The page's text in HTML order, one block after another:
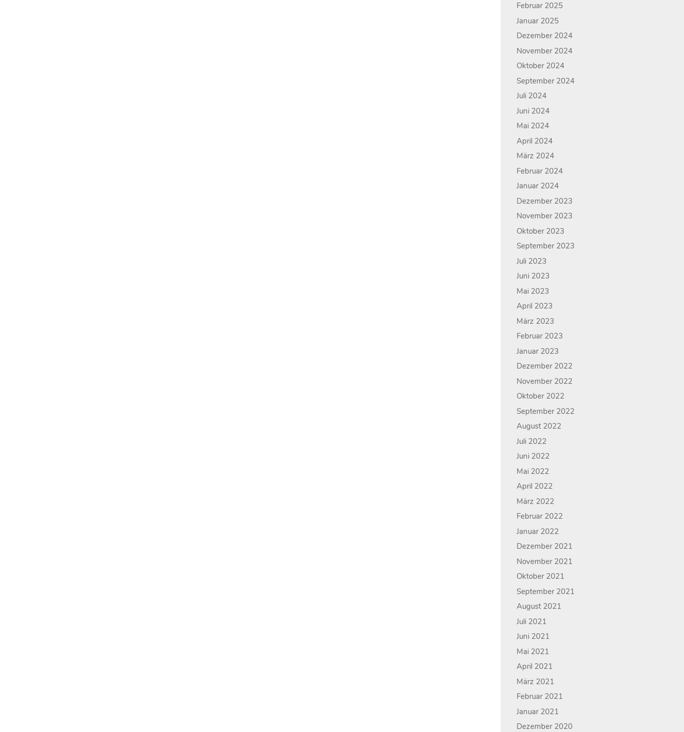
Februar 2025
Januar 2025
Dezember 2024
November 2024
Oktober 2024
September 2024
Juli 2024
Juni 2024
Mai 2024
April 2024
März 2024
Februar 2024
Januar 2024
Dezember 2023
November 2023
Oktober 2023
September 2023
Juli 2023
Juni 2023
Mai 2023
April 2023
März 2023
Februar 2023
Januar 2023
Dezember 2022
November 2022
Oktober 2022
September 2022
August 2022
Juli 2022
Juni 2022
Mai 2022
April 2022
März 2022
Februar 2022
Januar 2022
Dezember 2021
November 2021
Oktober 2021
September 2021
August 2021
Juli 2021
Juni 2021
Mai 2021
April 2021
März 2021
Februar 2021
Januar 2021
Dezember 2020